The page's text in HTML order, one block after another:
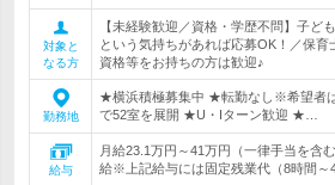
対象と
なる方
【未経験歓迎／資格・学歴不問】子ど
という気持ちがあれば応募OK！／保
資格等をお持ちの方は歓迎♪
勤務地
★横浜積極募集中 ★転勤なし※希望者
で52室を展開 ★U・Iターン歓迎 ★…
給与
月給23.1万円～41万円（一律手当を含
給※上記給与には固定残業代（8時間～